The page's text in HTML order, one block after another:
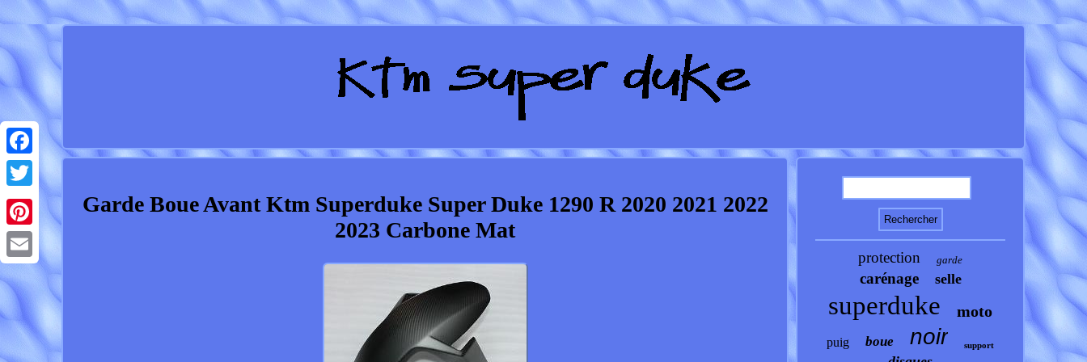
Facebook
Twitter
Pinterest
Email
Garde Boue Avant Ktm Superduke Super Duke 1290 R 2020 2021 2022
2023 Carbone Mat
protection garde
carénage selle
superduke moto
puig boue noir support